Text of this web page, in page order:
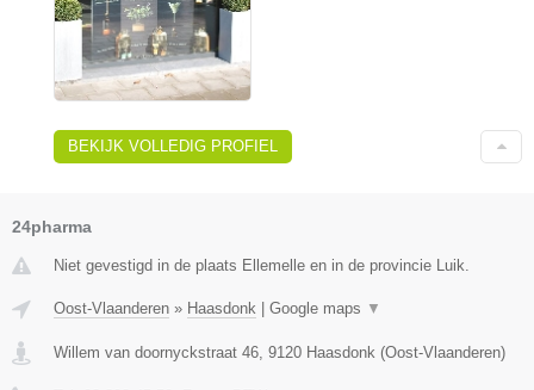
BEKIJK VOLLEDIG PROFIEL
24pharma
Niet gevestigd in de plaats Ellemelle en in de provincie Luik.
Oost-Vlaanderen » Haasdonk Google maps ▼
Willem van doornyckstraat 46 9120 Haasdonk (Oost-Vlaanderen)